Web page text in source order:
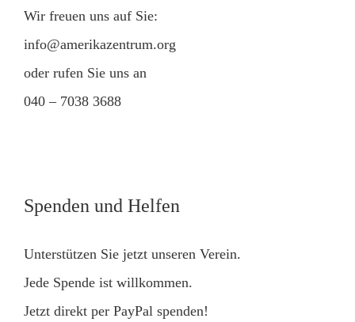
Wir freuen uns auf Sie:
info@amerikazentrum.org
oder rufen Sie uns an
040 – 7038 3688
Spenden und Helfen
Unterstützen Sie jetzt unseren Verein.
Jede Spende ist willkommen.
Jetzt direkt per PayPal spenden!